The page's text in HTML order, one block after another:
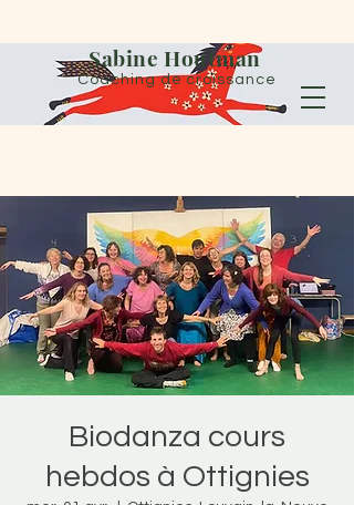
Sabine Houtman
Coaching de croissance
Biodanza cours
hebdos à Ottignies